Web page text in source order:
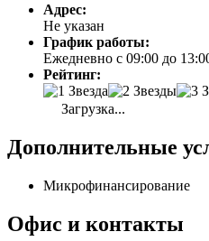
Адрес:
Не указан
График работы:
Ежедневно с 09:00 до
Рейтинг:
Загрузка...
Дополнительные
Микрофинансирование
Офис и контакты